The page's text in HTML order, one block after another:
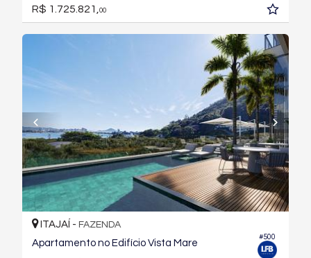
R$ 1.725.821, 00
#500
ITAJAÍ - FAZENDA
Apartamento no Edifício Vista Mare